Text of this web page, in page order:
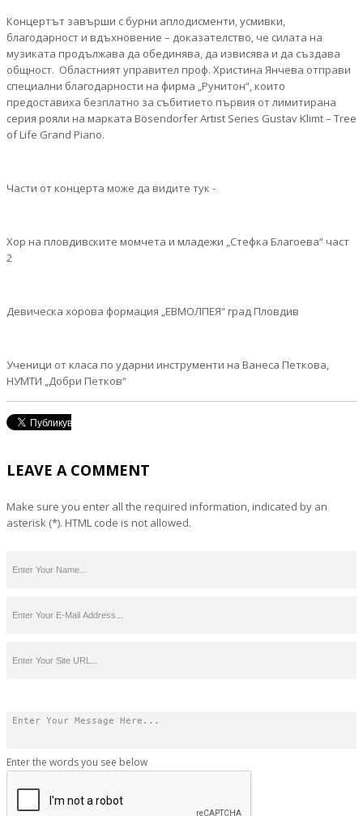
Концертът завърши с бурни аплодисменти, усмивки,
благодарност и вдъхновение – доказателство, че силата на
музиката продължава да обединява, да извисява и да създава
общност. Областният управител проф. Христина Янчева отправи
специални благодарности на фирма „Рунитон“, които
предоставиха безплатно за събитието първия от лимитирана
серия рояли на марката Bösendorfer Artist Series Gustav Klimt – Tree
of Life Grand Piano.
Части от концерта може да видите тук -
Хор на пловдивските момчета и младежи „Стефка Благоева“ част
2
Девическа хорова формация „ЕВМОЛПЕЯ“ град Пловдив
Ученици от класа по ударни инструменти на Ванеса Петкова,
НУМТИ „Добри Петков“
LEAVE A COMMENT
Make sure you enter all the required information, indicated by an
asterisk (*). HTML code is not allowed.
Enter the words you see below